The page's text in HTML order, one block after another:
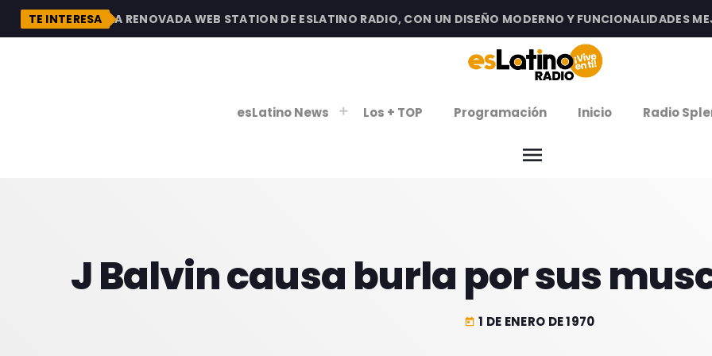
TE INTERESA
DESCUBRE LA RENOVADA WEB STATION DE ESLATINO RADIO, CON UN DISEÑO MODERNO Y FUNCIONALIDADES
esLatino News Los + TOP Programación Inicio Radio
menu
PROGRAMACIÓN
J Balvin causa burla por sus
today 1 DE ENERO DE 1970